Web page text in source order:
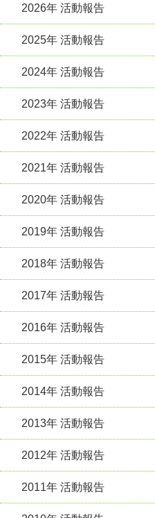
2026年 活動報告
2025年 活動報告
2024年 活動報告
2023年 活動報告
2022年 活動報告
2021年 活動報告
2020年 活動報告
2019年 活動報告
2018年 活動報告
2017年 活動報告
2016年 活動報告
2015年 活動報告
2014年 活動報告
2013年 活動報告
2012年 活動報告
2011年 活動報告